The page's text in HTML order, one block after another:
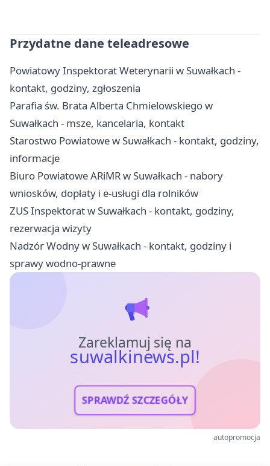
Przydatne dane teleadresowe
Powiatowy Inspektorat Weterynarii w Suwałkach -
kontakt, godziny, zgłoszenia
Parafia św. Brata Alberta Chmielowskiego w
Suwałkach - msze, kancelaria, kontakt
Starostwo Powiatowe w Suwałkach - kontakt, godziny,
informacje
Biuro Powiatowe ARiMR w Suwałkach - nabory
wniosków, dopłaty i e-usługi dla rolników
ZUS Inspektorat w Suwałkach - kontakt, godziny,
rezerwacja wizyty
Nadzór Wodny w Suwałkach - kontakt, godziny i
sprawy wodno-prawne
Zareklamuj się na
suwalkinews.pl!
SPRAWDŹ SZCZEGÓŁY
autopromocja